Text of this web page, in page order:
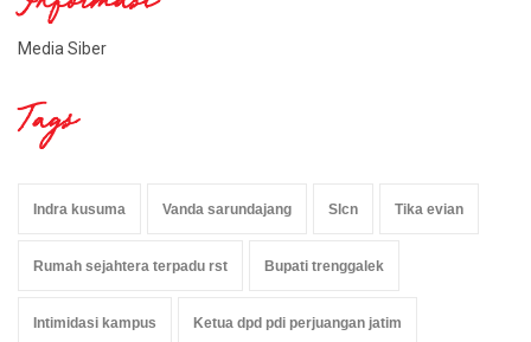
Media Siber
Tags
Indra kusuma Vanda sarundajang Slcn Tika evian
Rumah sejahtera terpadu rst Bupati trenggalek
Intimidasi kampus Ketua dpd pdi perjuangan jatim